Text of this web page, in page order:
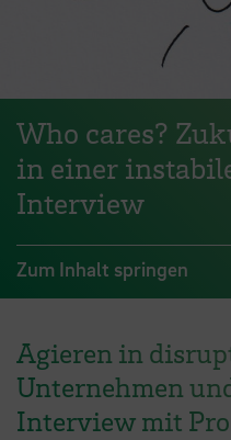
Who cares?
in einer
Interview
Zum Inhalt springen
Agieren in
Unternehmen
Interview mit